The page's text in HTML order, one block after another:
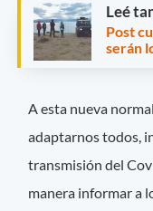
Leé
Post
serán
A esta nueva
adaptarnos todos,
transmisión del
manera informar a